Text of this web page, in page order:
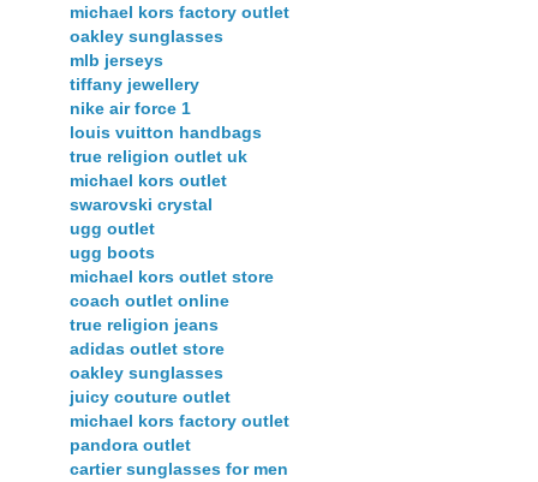
michael kors factory outlet
oakley sunglasses
mlb jerseys
tiffany jewellery
nike air force 1
louis vuitton handbags
true religion outlet uk
michael kors outlet
swarovski crystal
ugg outlet
ugg boots
michael kors outlet store
coach outlet online
true religion jeans
adidas outlet store
oakley sunglasses
juicy couture outlet
michael kors factory outlet
pandora outlet
cartier sunglasses for men